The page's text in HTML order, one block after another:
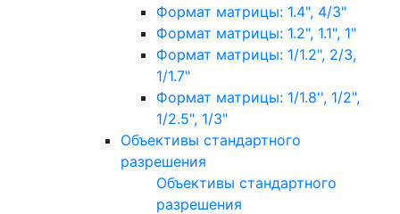
Формат матрицы: 1.4", 4/3"
Формат матрицы: 1.2", 1.1", 1"
Формат матрицы: 1/1.2", 2/3,
1/1.7"
Формат матрицы: 1/1.8'', 1/2",
1/2.5", 1/3"
Объективы стандартного
разрешения
Объективы стандартного
разрешения